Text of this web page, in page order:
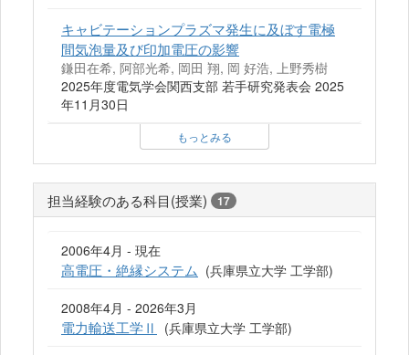
キャビテーションプラズマ発生に及ぼす電極
間気泡量及び印加電圧の影響
鎌田在希, 阿部光希, 岡田 翔, 岡 好浩, 上野秀樹
2025年度電気学会関西支部 若手研究発表会 2025
年11月30日
もっとみる
担当経験のある科目(授業) 17
2006年4月 - 現在
高電圧・絶縁システム (兵庫県立大学 工学部)
2008年4月 - 2026年3月
電力輸送工学Ⅱ (兵庫県立大学 工学部)